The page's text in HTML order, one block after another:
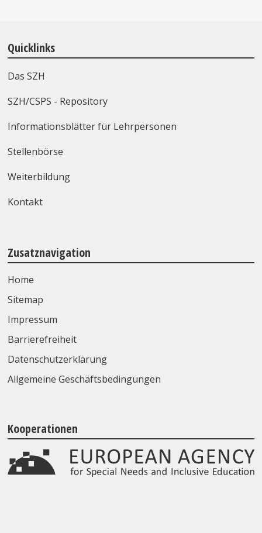
Quicklinks
Das SZH
SZH/CSPS - Repository
Informationsblätter für Lehrpersonen
Stellenbörse
Weiterbildung
Kontakt
Zusatznavigation
Home
Sitemap
Impressum
Barrierefreiheit
Datenschutzerklärung
Allgemeine Geschäftsbedingungen
Kooperationen